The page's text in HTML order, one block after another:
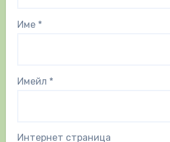
Име *
Имейл *
Интернет страница